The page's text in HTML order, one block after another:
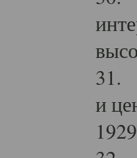
31.
и